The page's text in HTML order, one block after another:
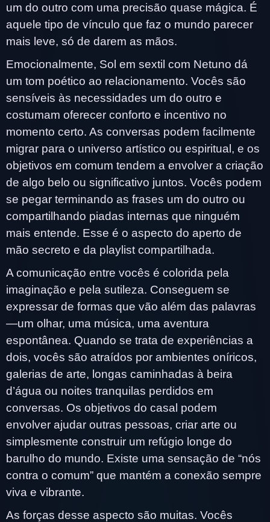
um do outro com uma precisão quase mágica. É
aquele tipo de vínculo que faz o mundo parecer
mais leve, só de darem as mãos.
Emocionalmente, Sol em sextil com Netuno dá
um tom poético ao relacionamento. Vocês são
sensíveis às necessidades um do outro e
costumam oferecer conforto e incentivo no
momento certo. As conversas podem facilmente
migrar para o universo artístico ou espiritual, e os
objetivos em comum tendem a envolver a criação
de algo belo ou significativo juntos. Vocês podem
se pegar terminando as frases um do outro ou
compartilhando piadas internas que ninguém
mais entende. Esse é o aspecto do aperto de
mão secreto e da playlist compartilhada.
A comunicação entre vocês é colorida pela
imaginação e pela sutileza. Conseguem se
expressar de formas que vão além das palavras
—um olhar, uma música, uma aventura
espontânea. Quando se trata de experiências a
dois, vocês são atraídos por ambientes oníricos,
galerias de arte, longas caminhadas à beira
d’água ou noites tranquilas perdidos em
conversas. Os objetivos do casal podem
envolver ajudar outras pessoas, criar arte ou
simplesmente construir um refúgio longe do
barulho do mundo. Existe uma sensação de “nós
contra o comum” que mantém a conexão sempre
viva e vibrante.
As forças desse aspecto são muitas. Vocês